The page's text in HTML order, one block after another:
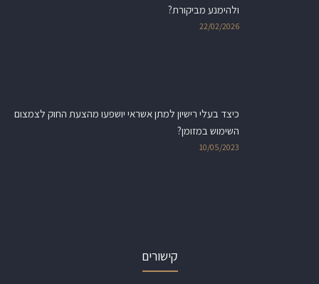
ולהימנע מביקורת?
22/02/2026
כיצד בעלי רישיון למתן אשראי יושפעו מהצעת החוק לצמצום
השימוש במזומן?
10/05/2023
קישורים